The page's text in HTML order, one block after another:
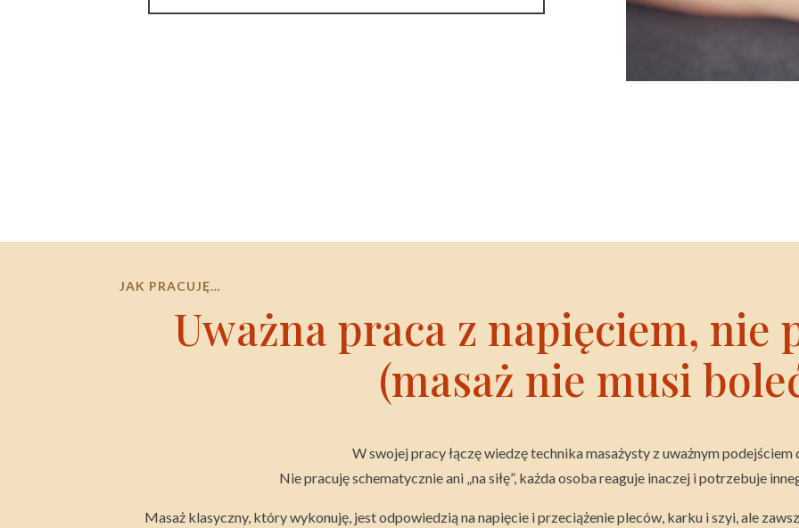
JAK PRACUJĘ…
Uważna praca z napięciem, nie
(masaż nie musi
W swojej pracy łączę wiedzę technika masażysty z uważnym podejściem
Nie pracuję schematycznie ani „na siłę”, każda osoba reaguje inaczej i potrzebuje
Masaż klasyczny, który wykonuję, jest odpowiedzią na napięcie i przeciążenie pleców, karku i szyi, ale